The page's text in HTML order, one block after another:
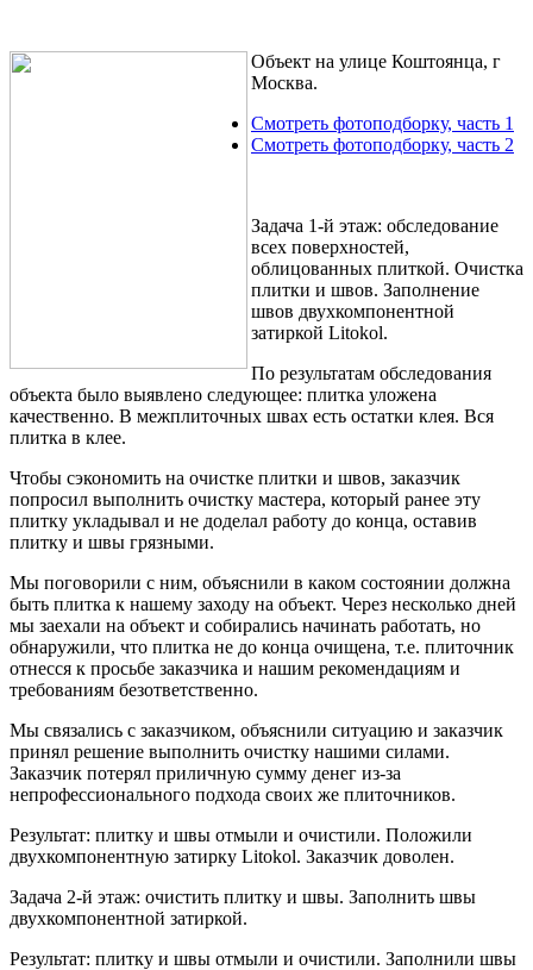
Объект на улице Коштоянца, г
Москва.
Смотреть фотоподборку, часть 1
Смотреть фотоподборку, часть 2
Задача 1-й этаж: обследование
всех поверхностей,
облицованных плиткой. Очистка
плитки и швов. Заполнение
швов двухкомпонентной
затиркой Litokol.
По результатам обследования
объекта было выявлено следующее: плитка уложена
качественно. В межплиточных швах есть остатки клея. Вся
плитка в клее.
Чтобы сэкономить на очистке плитки и швов, заказчик
попросил выполнить очистку мастера, который ранее эту
плитку укладывал и не доделал работу до конца, оставив
плитку и швы грязными.
Мы поговорили с ним, объяснили в каком состоянии должна
быть плитка к нашему заходу на объект. Через несколько дней
мы заехали на объект и собирались начинать работать, но
обнаружили, что плитка не до конца очищена, т.е. плиточник
отнесся к просьбе заказчика и нашим рекомендациям и
требованиям безответственно.
Мы связались с заказчиком, объяснили ситуацию и заказчик
принял решение выполнить очистку нашими силами.
Заказчик потерял приличную сумму денег из-за
непрофессионального подхода своих же плиточников.
Результат: плитку и швы отмыли и очистили. Положили
двухкомпонентную затирку Litokol. Заказчик доволен.
Задача 2-й этаж: очистить плитку и швы. Заполнить швы
двухкомпонентной затиркой.
Результат: плитку и швы отмыли и очистили. Заполнили швы